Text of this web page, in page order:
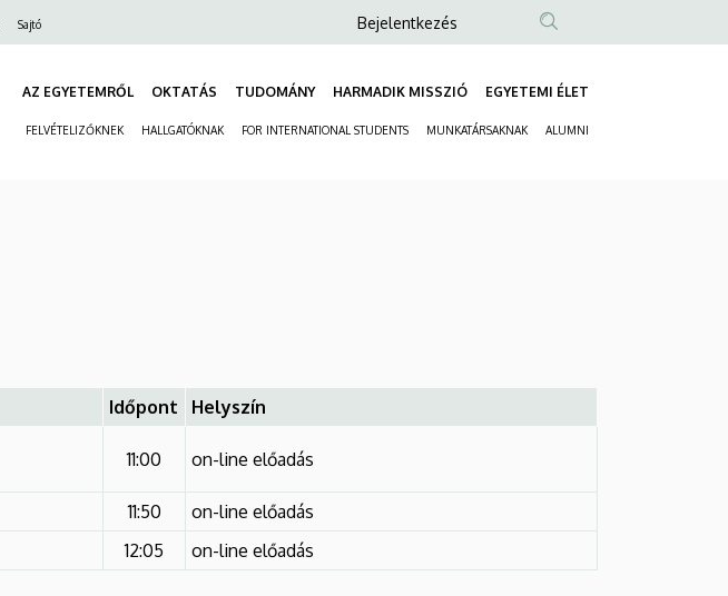
Sajtó
Anonim
fiók
Bejelentkezés
AZ EGYETEMRŐL OKTATÁS TUDOMÁNY HARMADIK MISSZIÓ EGYETEMI ÉLET
FELVÉTELIZŐKNEK HALLGATÓKNAK FOR INTERNATIONAL STUDENTS MUNKATÁRSAKNAK ALUMNI
Időpont
Helyszín
11:00 on-line előadás
11:50
on-line előadás
12:05 on-line előadás